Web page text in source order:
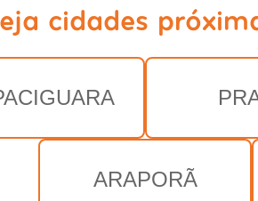
cidades
ARAPORÃ